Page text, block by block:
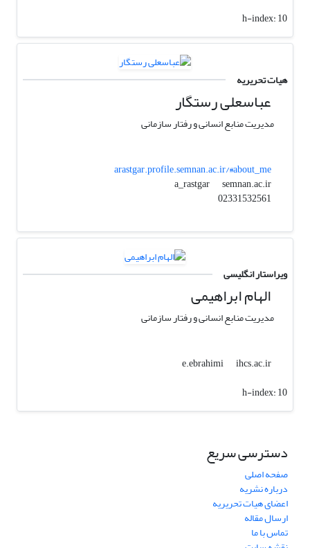
h-index:10
هیات تحریریه
عباسعلی رستگار
مدیریت منابع انسانی و رفتار سازمانی
arastgar.profile.semnan.ac.ir/#about_me
a_rastgar
semnan.ac.ir
ویراستار انگلیسی
الهام ابراهیمی
مدیریت منابع انسانی و رفتار سازمانی
e.ebrahimi
ihcs.ac.ir
h-index:10
دسترسی سریع
صفحه اصلی
درباره نشریه
اعضای هیات تحریریه
ارسال مقاله
تماس با ما